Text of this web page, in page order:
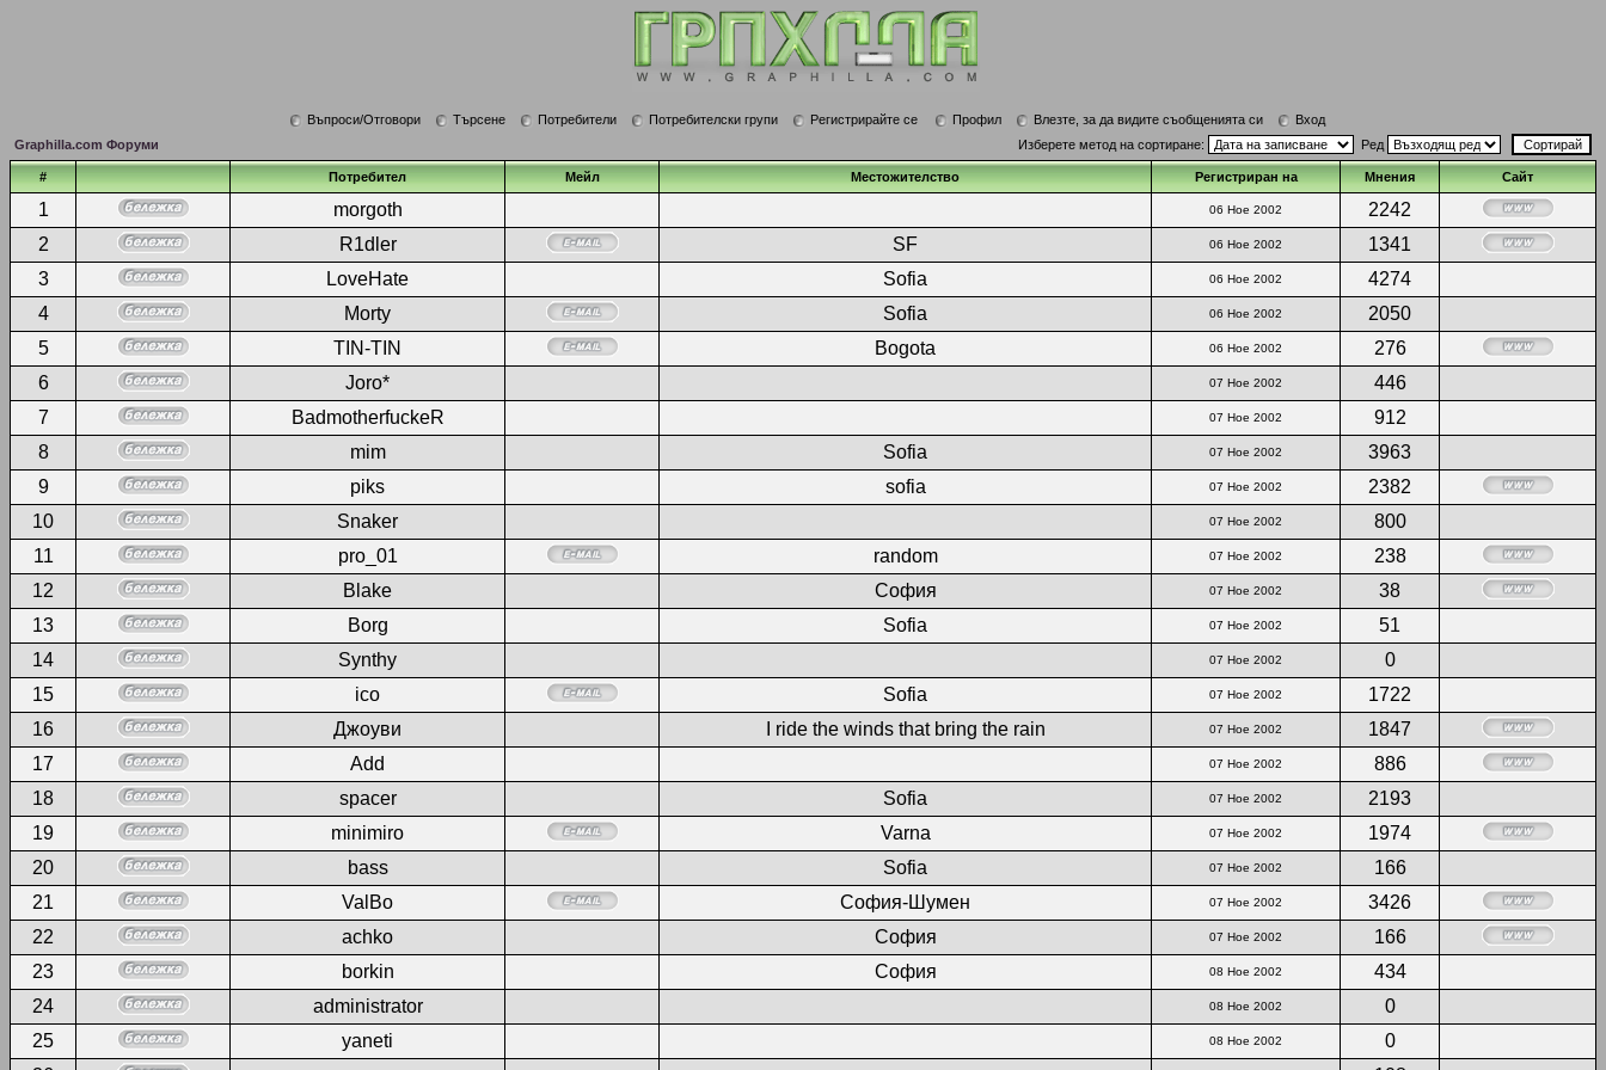
Въпроси/Отговори Търсене Потребители Потребителски групи Регистрирайте се Профил Влезте, за да видите съобщенията си
Вход
Graphilla.com Форуми
Изберете метод на сортиране: Ред
# Потребител Мейл Местожителство Регистриран на Мнения Сайт
1 morgoth 06 Ное 2002
2242
2
R1dler SF 06 Ное 2002
1341
3
LoveHate Sofia 06 Ное 2002
4274
4
Morty Sofia 06 Ное 2002
2050
5
TIN-TIN Bogota 06 Ное 2002
276
6
Joro* 07 Ное 2002
446
7
BadmotherfuckeR 07 Ное 2002
912
8
mim Sofia 07 Ное 2002
3963
9
piks sofia 07 Ное 2002
2382
10
Snaker 07 Ное 2002
800
11
pro_01 random 07 Ное 2002
238
12
Blake София 07 Ное 2002
38
13
Borg Sofia 07 Ное 2002
51
14
Synthy 07 Ное 2002
0
15
ico Sofia 07 Ное 2002
1722
16
Джоуви I ride the winds that bring the rain 07 Ное 2002
1847
17
Add 07 Ное 2002
886
18
spacer Sofia 07 Ное 2002
2193
19
minimiro Varna 07 Ное 2002
1974
20
bass Sofia 07 Ное 2002
166
21
ValBo София-Шумен 07 Ное 2002
3426
22
achko София 07 Ное 2002
166
23
borkin София 08 Ное 2002
434
24
administrator 08 Ное 2002
0
25
yaneti 08 Ное 2002
0